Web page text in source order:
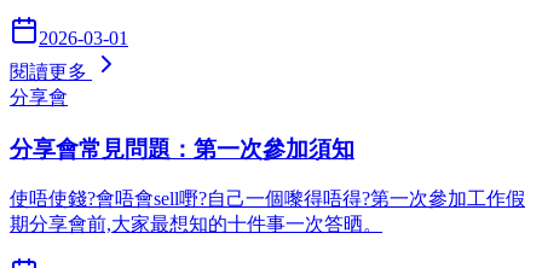
2026-03-01
閱讀更多
分享會
分享會常見問題：第一次參加須知
使唔使錢?會唔會sell嘢?自己一個嚟得唔得?第一次參加工作假
期分享會前,大家最想知的十件事一次答晒。